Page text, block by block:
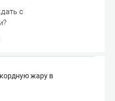
с
жару в